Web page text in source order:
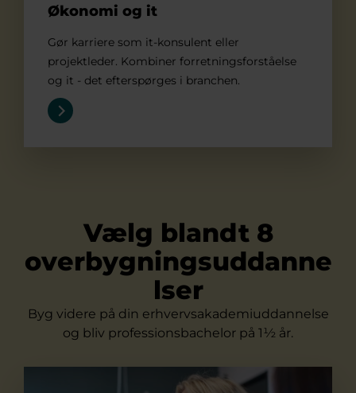
Økonomi og it
Gør karriere som it-konsulent eller
projektleder. Kombiner forretningsforståelse
og it - det efterspørges i branchen.
Vælg blandt 8
overbygningsuddanne
lser
Byg videre på din erhvervsakademiuddannelse
og bliv professionsbachelor på 1½ år.